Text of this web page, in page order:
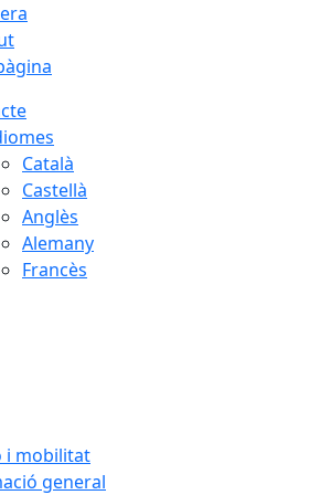
Català
Castellà
Anglès
Alemany
Francès
i mobilitat
general